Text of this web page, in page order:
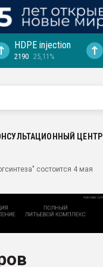
HDPE injection
2190 25,11%
ЦЕНТР
состоится 4 мая